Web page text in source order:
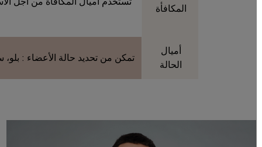
المكافأة
أميال
الحالة
تمكن من تحديد حالة الأعضاء : بلو،